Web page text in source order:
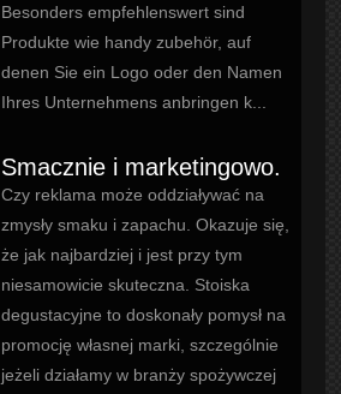
Besonders empfehlenswert sind
Produkte wie handy zubehör, auf
denen Sie ein Logo oder den Namen
Ihres Unternehmens anbringen k...
Smacznie i marketingowo.
Czy reklama może oddziaływać na
zmysły smaku i zapachu. Okazuje się,
że jak najbardziej i jest przy tym
niesamowicie skuteczna. Stoiska
degustacyjne to doskonały pomysł na
promocję własnej marki, szczególnie
jeżeli działamy w branży spożywczej